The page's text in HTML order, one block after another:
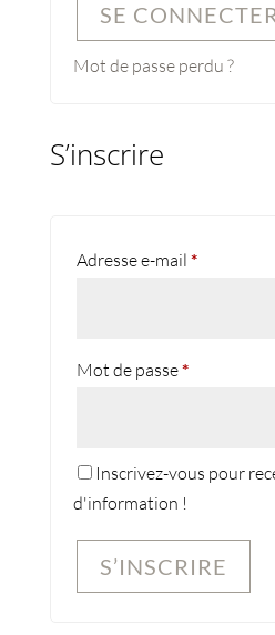
SE
Mot de passe perdu ?
S’inscrire
Adresse e-mail *Obligatoire
Mot de passe*Obligatoire
Inscrivez-vous pour
d'information !
S’INSCRIRE